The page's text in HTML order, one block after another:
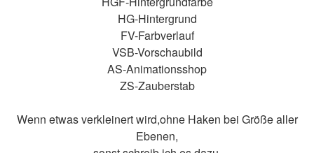
HG-Hintergrund
FV-Farbverlauf
VSB-Vorschaubild
AS-Animationsshop
ZS-Zauberstab
Wenn etwas verkleinert wird,ohne Haken bei Größe aller
Ebenen,